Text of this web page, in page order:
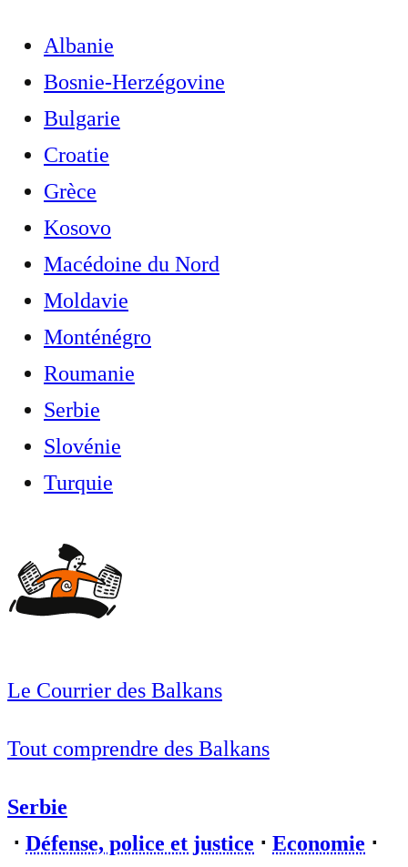
Albanie
Bosnie-Herzégovine
Bulgarie
Croatie
Grèce
Kosovo
Macédoine du Nord
Moldavie
Monténégro
Roumanie
Serbie
Slovénie
Turquie
Le Courrier des Balkans
Tout comprendre des Balkans
Serbie
⋅ Défense, police et justice ⋅ Economie ⋅